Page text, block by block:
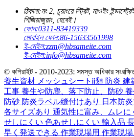
ঠিকানা:নং 2, চুয়াংয়ে স্ট্রিট, মাওইং
শিজিয়াজুয়াং, হেবেই।
ফোন:0311-83419339
মোবাইল ফোন:86-15633561998
ই-মেইল:zzm@hbsameite.com
ই-মেইল:info@hbsameite.com
© কপিরাইট - 2010-2023: সমস্ত অধিকার
養生資材 メッシュシートⅱ類 防炎
工事 養生や防塵、落下防止、防砂 養
防砂 防炎ラベル縫付けあり 日本防
各サイズあり 通気性に富み、ムレに
せしにくい 色あせしにくい 輸入品
早く発送できる 作業現場用 作業現